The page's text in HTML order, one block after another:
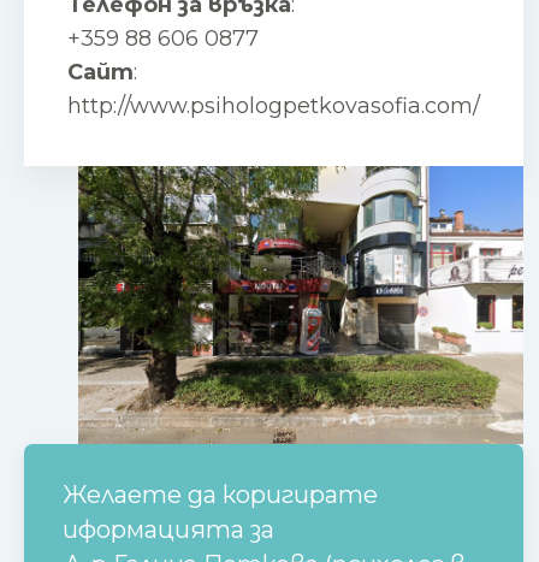
+359 88 606 0877
Сайт:
http://www.psihologpetkovasofia.com/
Желаете да коригирате
иформацията за